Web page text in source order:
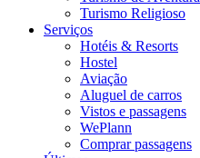
Turismo Religioso
Serviços
Hotéis & Resorts
Hostel
Aviação
Aluguel de carros
Vistos e passagens
WePlann
Comprar passagens